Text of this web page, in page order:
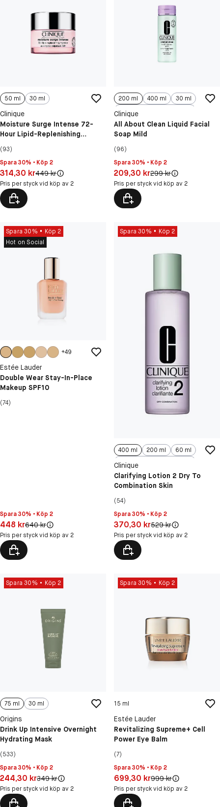
50 ml 30 ml
Clinique
Moisture Surge Intense 72-
Hour Lipid-Replenishing
(93)
Spara 30% • Köp 2
Pris: 314,30 kr
314,30 krOriginal pris:
449 kr
Pris per styck vid köp av 2
200 ml 400 ml
30 ml
Clinique
All About Clean Liquid Facial
Soap Mild
(96)
Spara 30% • Köp 2
Pris: 209,30 kr
209,30 krOriginal pris:
299 kr
Pris per styck vid köp av 2
Spara 30%
Köp 2
Hot on Social
+49
Estée Lauder
Double Wear Stay-In-Place
Makeup SPF10
(74)
Spara 30% • Köp 2
Pris: 448 kr
448 krOriginal pris:
640 kr
Pris per styck vid köp av 2
Spara 30% Köp 2
400 ml 200 ml
60 ml
Clinique
Clarifying Lotion 2 Dry To
Combination Skin
(54)
Spara 30% • Köp 2
Pris: 370,30 kr
370,30 krOriginal pris:
529 kr
Pris per styck vid köp av 2
Spara 30% Köp 2
75 ml 30 ml
Origins
Drink Up Intensive Overnight
Hydrating Mask
(533)
Spara 30% • Köp 2
Pris: 244,30 kr
244,30 krOriginal pris:
349 kr
Pris per styck vid köp av 2
Spara 30% Köp 2
15 ml
Estée Lauder
Revitalizing Supreme+ Cell
Power Eye Balm
(7)
Spara 30% • Köp 2
Pris: 699,30 kr
699,30 krOriginal pris:
999 kr
Pris per styck vid köp av 2